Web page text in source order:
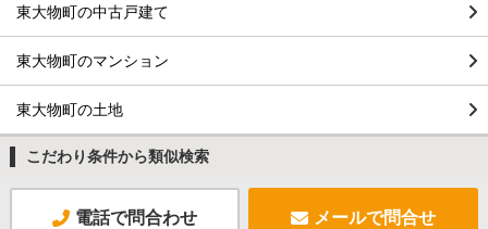
東大物町の中古戸建て
東大物町のマンション
東大物町の土地
こだわり条件から類似検索
電話で問合わせ メールで問合せ